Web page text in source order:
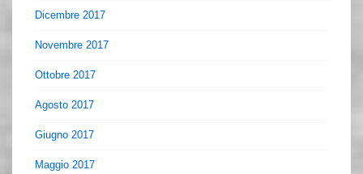
Dicembre 2017
Novembre 2017
Ottobre 2017
Agosto 2017
Giugno 2017
Maggio 2017